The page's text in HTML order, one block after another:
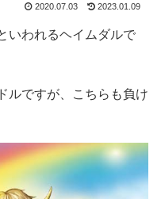
2020.07.03 2023.01.09
いわれるヘイムダルで
ルですが、こちらも負け